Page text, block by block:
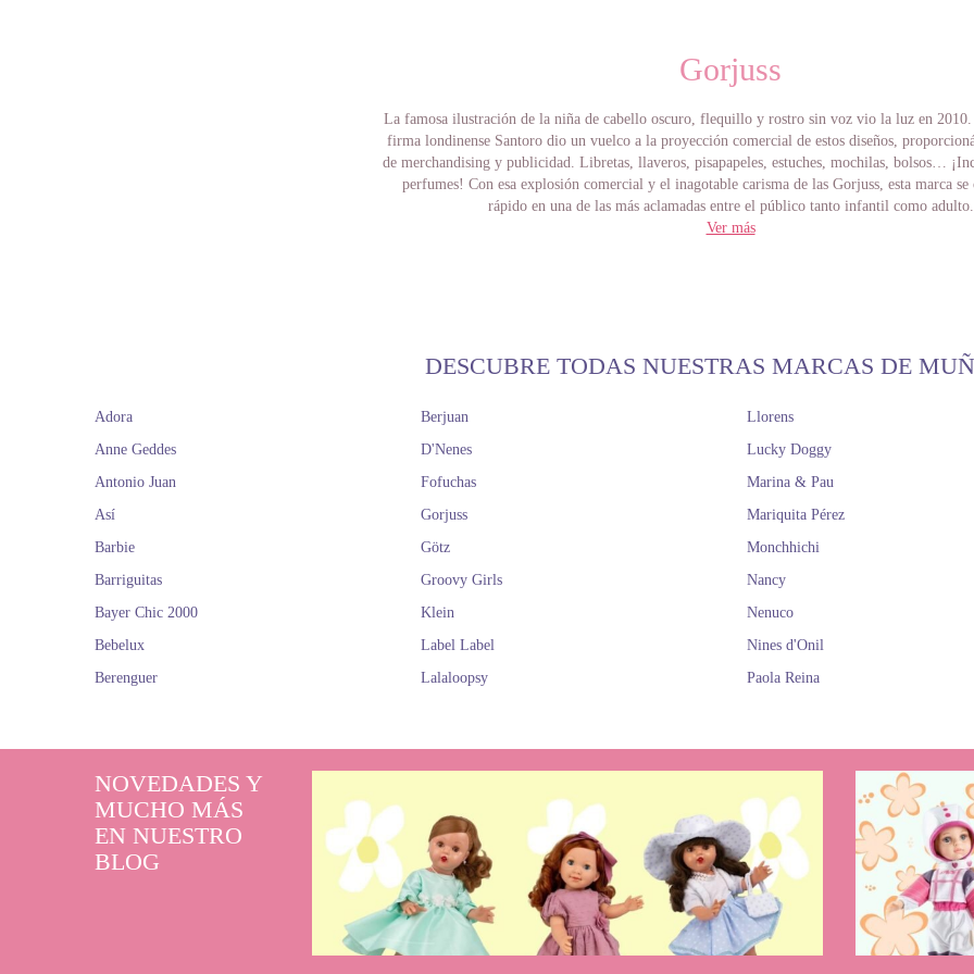
Gorjuss
La famosa ilustración de la niña de cabello oscuro, flequillo y rostro sin voz vio la luz en 2010.
firma londinense Santoro dio un vuelco a la proyección comercial de estos diseños,
de merchandising y publicidad. Libretas, llaveros, pisapapeles, estuches, mochilas, bolsos…
perfumes! Con esa explosión comercial y el inagotable carisma de las Gorjuss, esta marca
rápido en una de las más aclamadas entre el público tanto infantil como adulto.
La marca Gorjuss tiene un cariz especial que se hace de notar en todas sus creaciones. Ese
En el año 2012, junto con Santoro, la marca española de muñecas Paola Reina lanzó las
merchandising- comenzaron a popularizarse entre el círculo de coleccionistas de muñecas.
como a madres, así que son una buena opción para regalar a ambas. ¡Sin duda, con
¡Son todas muy adorables!
Ver más
DESCUBRE TODAS NUESTRAS MARCAS DE
Adora
Anne Geddes
Antonio Juan
Así
Barbie
Barriguitas
Bayer Chic 2000
Bebelux
Berenguer
Berjuan
D'Nenes
Fofuchas
Gorjuss
Götz
Groovy Girls
Klein
Label Label
Lalaloopsy
Llorens
Lucky Doggy
Marina & Pau
Mariquita Pérez
Monchhichi
Nancy
Nenuco
Nines d'Onil
Paola Reina
NOVEDADES Y
MUCHO MÁS
EN NUESTRO
BLOG